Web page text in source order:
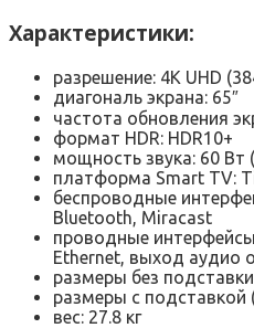
Характеристики:
разрешение: 4K UHD
диагональ экрана: 65″
частота обновления
формат HDR: HDR10+
мощность звука: 60 Вт
платформа Smart TV:
беспроводные
Bluetooth, Miracast
проводные
Ethernet, выход аудио
размеры без
размеры с
вес: 27.8 кг